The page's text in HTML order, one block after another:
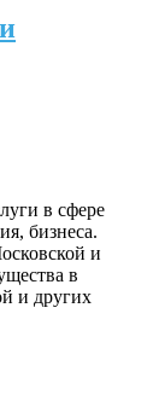
в сфере
бизнеса.
и
в
и других